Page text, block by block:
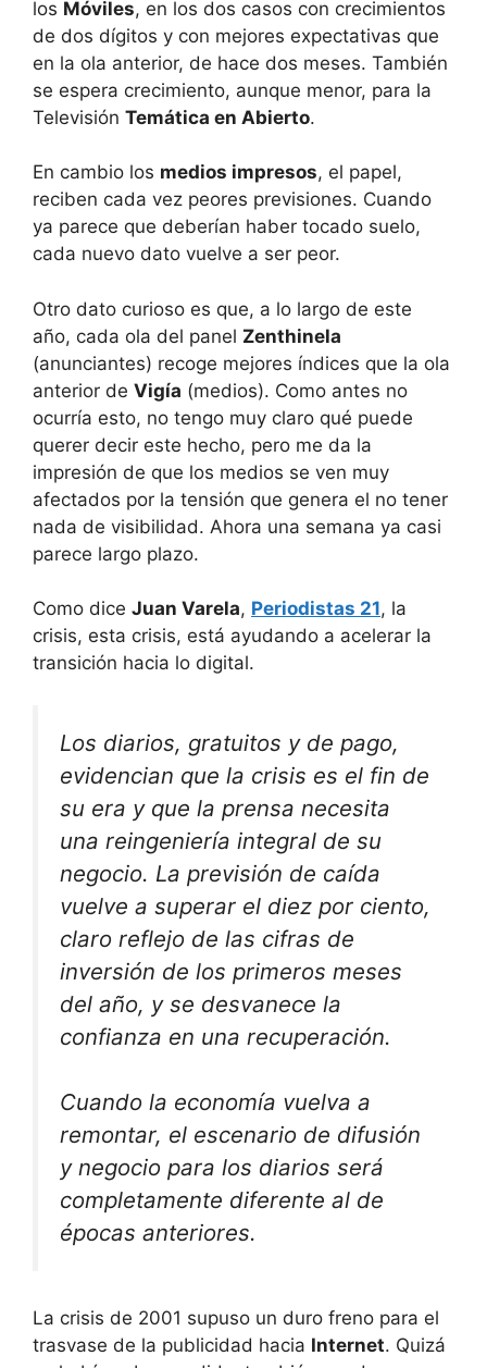
los Móviles, en los dos casos con crecimientos
de dos dígitos y con mejores expectativas que
en la ola anterior, de hace dos meses. También
se espera crecimiento, aunque menor, para la
Televisión Temática en Abierto.
En cambio los medios impresos, el papel,
reciben cada vez peores previsiones. Cuando
ya parece que deberían haber tocado suelo,
cada nuevo dato vuelve a ser peor.
Otro dato curioso es que, a lo largo de este
año, cada ola del panel Zenthinela
(anunciantes) recoge mejores índices que la ola
anterior de Vigía (medios). Como antes no
ocurría esto, no tengo muy claro qué puede
querer decir este hecho, pero me da la
impresión de que los medios se ven muy
afectados por la tensión que genera el no tener
nada de visibilidad. Ahora una semana ya casi
parece largo plazo.
Como dice Juan Varela, Periodistas 21, la
crisis, esta crisis, está ayudando a acelerar la
transición hacia lo digital.
Los diarios, gratuitos y de pago,
evidencian que la crisis es el fin de
su era y que la prensa necesita
una reingeniería integral de su
negocio. La previsión de caída
vuelve a superar el diez por ciento,
claro reflejo de las cifras de
inversión de los primeros meses
del año, y se desvanece la
confianza en una recuperación.
Cuando la economía vuelva a
remontar, el escenario de difusión
y negocio para los diarios será
completamente diferente al de
épocas anteriores.
La crisis de 2001 supuso un duro freno para el
trasvase de la publicidad hacia Internet. Quizá